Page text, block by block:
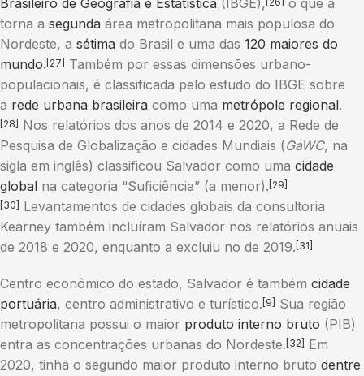
Brasileiro de Geografia e Estatística (IBGE),
o que a
torna a segunda área metropolitana mais populosa do
Nordeste, a sétima do Brasil e uma das 120 maiores do
mundo. [27]
Também por essas dimensões urbano-
populacionais, é classificada pelo estudo do IBGE sobre
a rede urbana brasileira como uma metrópole regional.
[28]
Nos relatórios dos anos de 2014 e 2020, a Rede de
Pesquisa de Globalização e cidades Mundiais (GaWC, na
sigla em inglês) classificou Salvador como uma cidade
global na categoria “Suficiência” (a menor). [29]
[30]
Levantamentos de cidades globais da consultoria
Kearney também incluíram Salvador nos relatórios anuais
de 2018 e 2020, enquanto a excluiu no de 2019. [31]
Centro econômico do estado, Salvador é também cidade
portuária, centro administrativo e turístico. [9]
Sua região
metropolitana possui o maior produto interno bruto (PIB)
entra as concentrações urbanas do Nordeste. [32]
Em
2020, tinha o segundo maior produto interno bruto dentre